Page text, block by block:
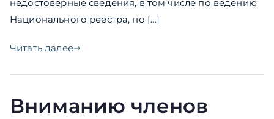
недостоверные сведения, в том числе по ведению
Национального реестра, по […]
Читать далее
Вниманию членов